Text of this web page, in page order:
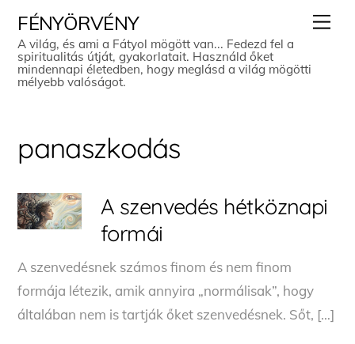
content
FÉNYÖRVÉNY
A világ, és ami a Fátyol mögött van... Fedezd fel a
spiritualitás útját, gyakorlatait. Használd őket
mindennapi életedben, hogy meglásd a világ mögötti
mélyebb valóságot.
panaszkodás
A szenvedés hétköznapi
formái
A szenvedésnek számos finom és nem finom
formája létezik, amik annyira „normálisak”, hogy
általában nem is tartják őket szenvedésnek. Sőt, […]